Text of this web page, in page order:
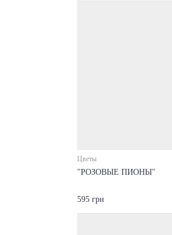
Цветы
"РОЗОВЫЕ ПИОНЫ"
595 грн